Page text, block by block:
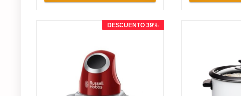
DESCUENTO 39%